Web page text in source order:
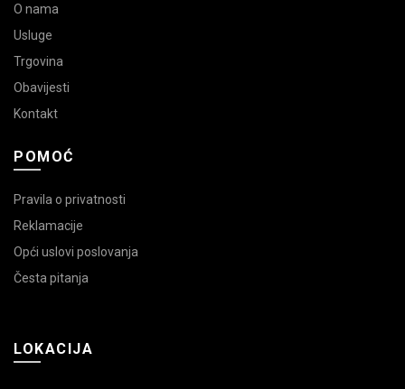
O nama
Usluge
Trgovina
Obavijesti
Kontakt
POMOĆ
Pravila o privatnosti
Reklamacije
Opći uslovi poslovanja
Česta pitanja
LOKACIJA